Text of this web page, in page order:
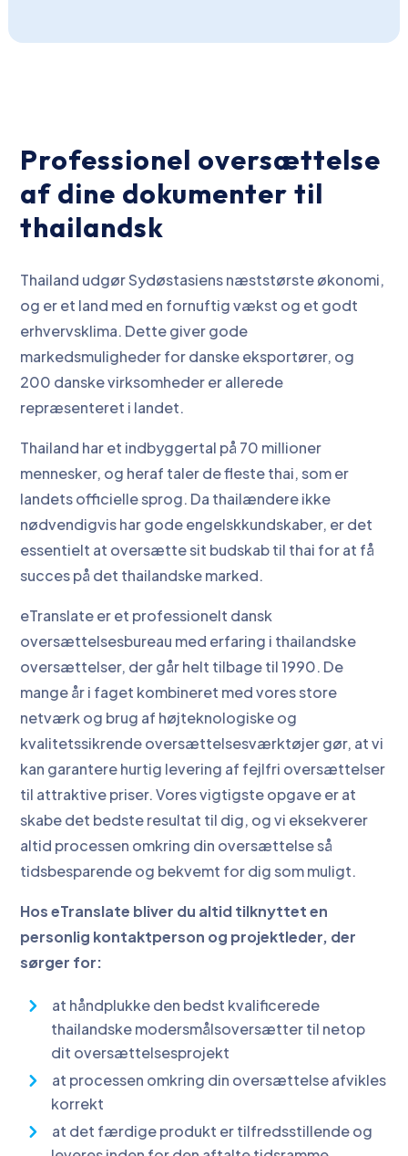
Professionel oversættelse
af dine dokumenter til
thailandsk
Thailand udgør Sydøstasiens næststørste økonomi,
og er et land med en fornuftig vækst og et godt
erhvervsklima. Dette giver gode
markedsmuligheder for danske eksportører, og
200 danske virksomheder er allerede
repræsenteret i landet.
Thailand har et indbyggertal på 70 millioner
mennesker, og heraf taler de fleste thai, som er
landets officielle sprog. Da thailændere ikke
nødvendigvis har gode engelskkundskaber, er det
essentielt at oversætte sit budskab til thai for at få
succes på det thailandske marked.
eTranslate er et professionelt dansk
oversættelsesbureau med erfaring i thailandske
oversættelser, der går helt tilbage til 1990. De
mange år i faget kombineret med vores store
netværk og brug af højteknologiske og
kvalitetssikrende oversættelsesværktøjer gør, at vi
kan garantere hurtig levering af fejlfri oversættelser
til attraktive priser. Vores vigtigste opgave er at
skabe det bedste resultat til dig, og vi eksekverer
altid processen omkring din oversættelse så
tidsbesparende og bekvemt for dig som muligt.
Hos eTranslate bliver du altid tilknyttet en
personlig kontaktperson og projektleder, der
sørger for:
at håndplukke den bedst kvalificerede
thailandske modersmålsoversætter til netop
dit oversættelsesprojekt
at processen omkring din oversættelse afvikles
korrekt
at det færdige produkt er tilfredsstillende og